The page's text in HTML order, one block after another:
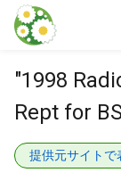
本文に飛ぶ
"1998
Rept for
提供元サイトで